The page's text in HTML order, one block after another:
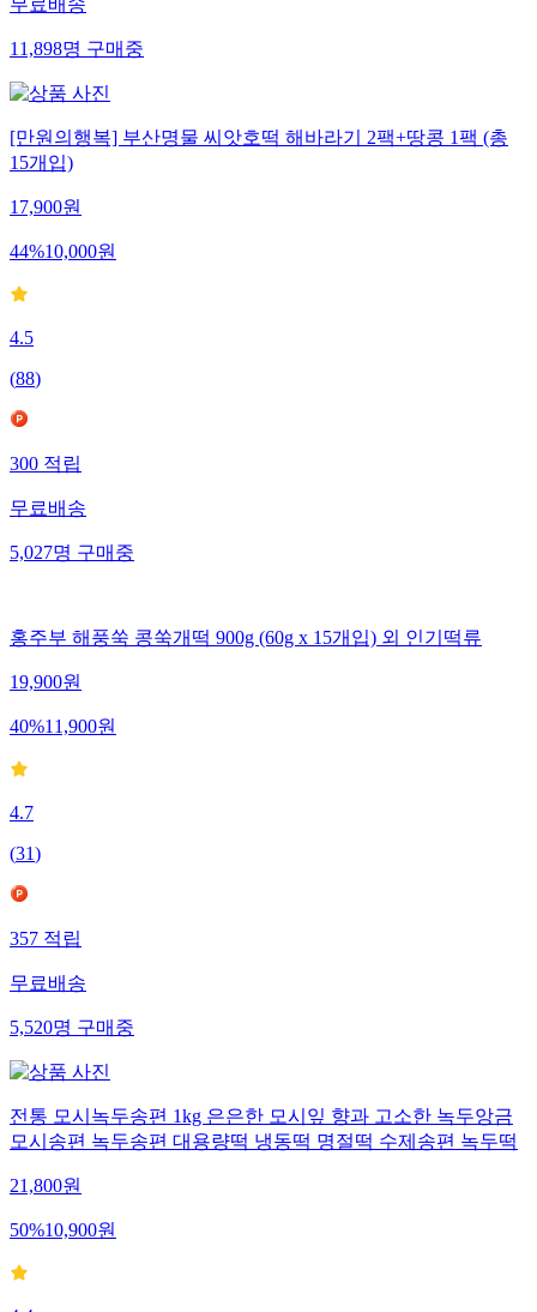
무료배송
11,898명구매중
[만원의행복] 부산명물 씨앗호떡 해바라기 2팩+땅콩 1팩 (총
15개입)
17,900원
44%10,000원
4.5
(88)
300적립
무료배송
5,027명구매중
홍주부 해풍쑥 콩쑥개떡 900g (60g x 15개입) 외 인기떡류
19,900원
40%11,900원
4.7
(31)
357적립
무료배송
5,520명구매중
전통 모시녹두송편 1kg 은은한 모시잎 향과 고소한 녹두앙금
모시송편 녹두송편 대용량떡 냉동떡 명절떡 수제송편 녹두떡
21,800원
50%10,900원